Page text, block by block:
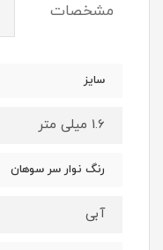
مشخصات
سایز
1.6 میلی متر
رنگ نوار سر سوهان
آبی